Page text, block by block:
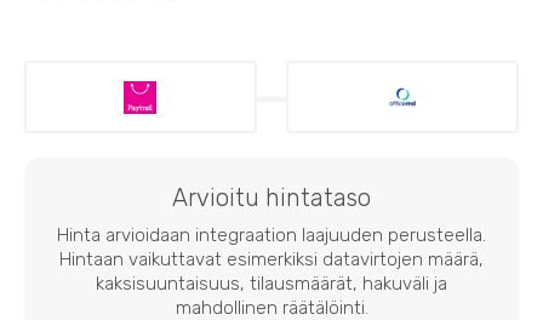
Arvioitu hintataso
Hinta arvioidaan integraation laajuuden perusteella.
Hintaan vaikuttavat esimerkiksi datavirtojen määrä,
kaksisuuntaisuus, tilausmäärät, hakuväli ja
mahdollinen räätälöinti.